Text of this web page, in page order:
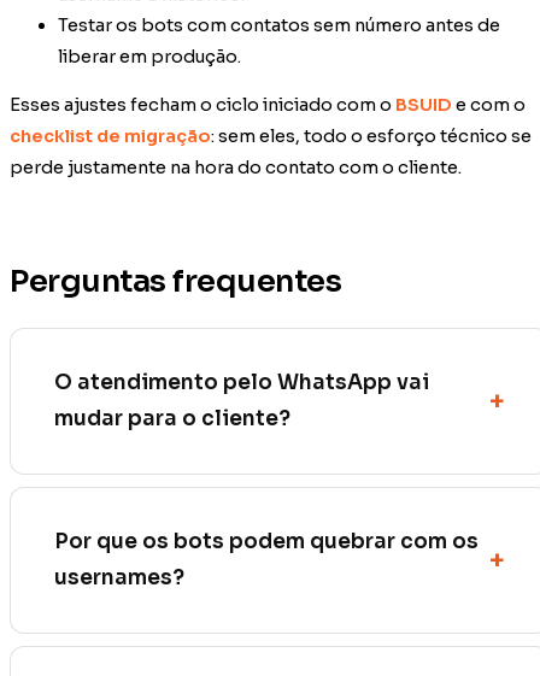
Testar os bots com contatos sem número antes de
liberar em produção.
Esses ajustes fecham o ciclo iniciado com o BSUID e com o
checklist de migração: sem eles, todo o esforço técnico se
perde justamente na hora do contato com o cliente.
Perguntas frequentes
O atendimento pelo WhatsApp vai
mudar para o cliente?
Por que os bots podem quebrar com os
usernames?